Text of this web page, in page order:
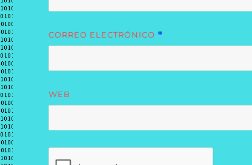
CORREO ELECTRÓNICO *
WEB